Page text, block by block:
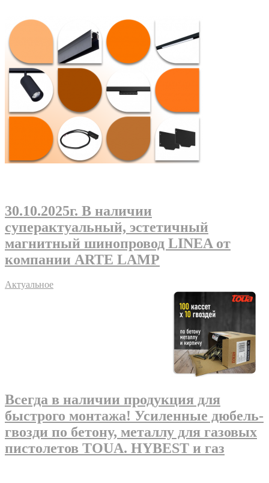
30.10.2025г. В наличии
суперактуальный, эстетичный
магнитный шинопровод LINEA от
компании ARTE LAMP
Актуальное
Всегда в наличии продукция для
быстрого монтажа! Усиленные дюбель-
гвозди по бетону, металлу для газовых
пистолетов TOUA. HYBEST и газ